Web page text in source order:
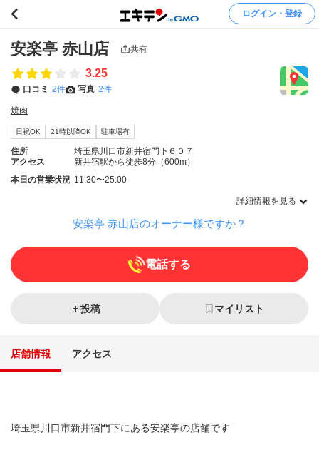
ログイン・登録
安楽亭 赤山店 共有
3.25
口コミ 2件 写真 2件
焼肉
日祝OK 21時以降OK 駐車場有
住所
埼玉県川口市新井宿門下６０７
アクセス
新井宿駅から徒歩8分（600m）
本日の営業状況 11:30〜25:00
詳細情報を見る
安楽亭 赤山店のオーナー様ですか？
電話する
投稿 マイリスト
店舗情報 アクセス
埼玉県川口市新井宿門下にある安楽亭の店舗です